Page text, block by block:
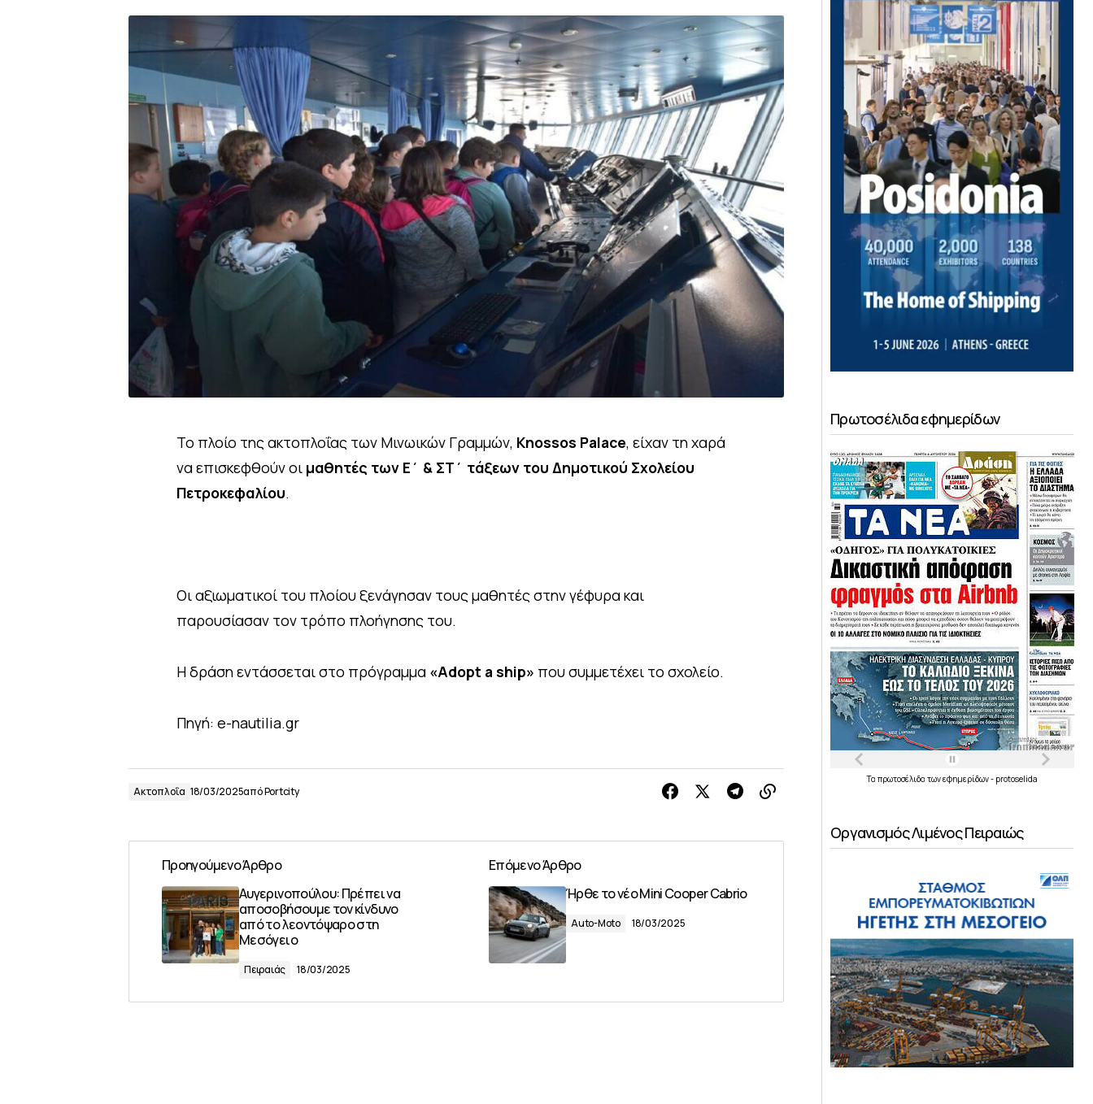
Το πλοίο της ακτοπλοΐας των Μινωικών Γραμμών, Knossos Palace, είχαν τη χαρά
να επισκεφθούν οι μαθητές των Ε΄ & ΣΤ΄ τάξεων του Δημοτικού Σχολείου
Πετροκεφαλίου.
Οι αξιωματικοί του πλοίου ξενάγησαν τους μαθητές στην γέφυρα και
παρουσίασαν τον τρόπο πλοήγησης του.
Η δράση εντάσσεται στο πρόγραμμα «Adopt a ship» που συμμετέχει το σχολείο.
Πηγή: e-nautilia.gr
Ακτοπλοΐα 18/03/2025απόPortcity
Προηγούμενο Άρθρο
Αυγερινοπούλου: Πρέπει να
αποσοβήσουμε τον κίνδυνο
από το λεοντόψαρο στη
Μεσόγειο
Πειραιάς 18/03/2025
Επόμενο Άρθρο
Ήρθε το νέο Mini Cooper Cabrio
Auto-Moto 18/03/2025
Πρωτοσέλιδα εφημερίδων
Τα πρωτοσέλιδα τωνεφημερίδων- protoselida
Οργανισμός Λιμένος Πειραιώς